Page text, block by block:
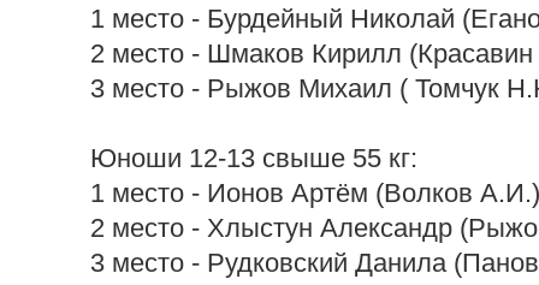
1 место - Бурдейный Николай
2 место - Шмаков Кирилл
3 место - Рыжов Михаил ( Томчук
Юноши 12-13 свыше 55 кг:
1 место - Ионов Артём (Волков А.И.)
2 место - Хлыстун Александр
3 место - Рудковский Данила